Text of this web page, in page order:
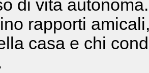
di vita
rapporti
casa e chi